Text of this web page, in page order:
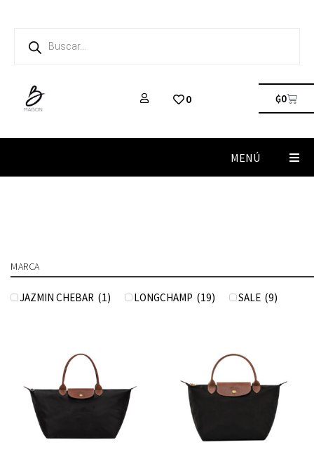
0 ₲0
MENÚ
MARCA
JAZMIN CHEBAR (1) LONGCHAMP (19) SALE (9)